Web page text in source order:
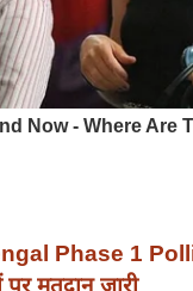
Phase 1
मतदान जारी